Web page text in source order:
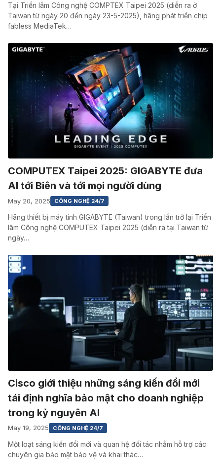
Tại Triển lãm Công nghệ COMPTEX Taipei 2025 (diễn ra ở
Taiwan từ ngày 20 đến ngày 23-5-2025), hãng phát triển chip
fabless MediaTek…
COMPUTEX Taipei 2025: GIGABYTE đưa
AI tới Biên và tới mọi người dùng
May 20, 2025 CÔNG NGHỆ 24/7
Hãng thiết bị máy tính GIGABYTE (Taiwan) trong lần trở lại Triển
lãm Công nghệ COMPUTEX Taipei 2025 (diễn ra tại Taiwan từ
ngày…
Cisco giới thiệu những sáng kiến đổi mới
tái định nghĩa bảo mật cho doanh nghiệp
trong kỷ nguyên AI
May 19, 2025 CÔNG NGHỆ 24/7
Một loạt sáng kiến đổi mới và quan hệ đối tác nhằm hỗ trợ các
chuyên gia bảo mật bảo vệ và khai thác…